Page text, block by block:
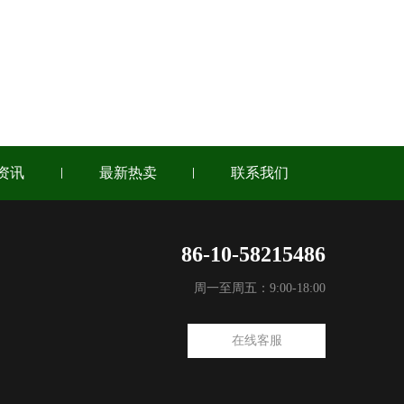
讯 最新热卖 联系我们
86-10-58215486
周一至周五：9:00-18:00
在线客服